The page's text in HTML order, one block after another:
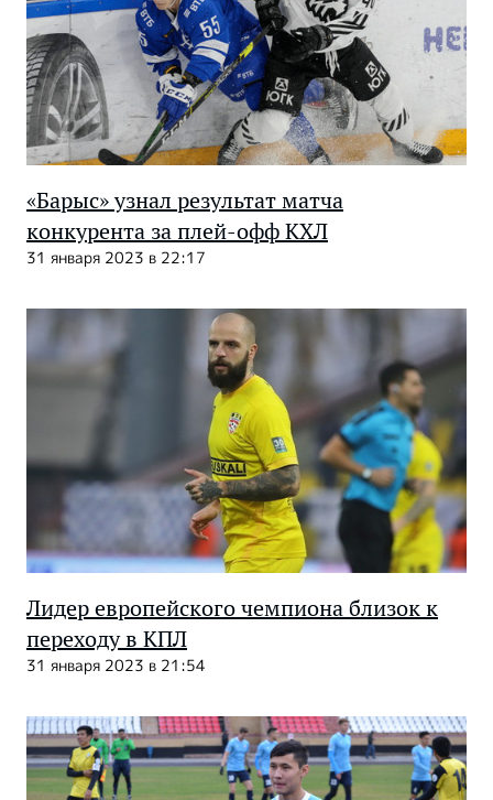
«Барыс» узнал результат матча
конкурента за плей-офф КХЛ
31 января 2023 в 22:17
Лидер европейского чемпиона близок к
переходу в КПЛ
31 января 2023 в 21:54